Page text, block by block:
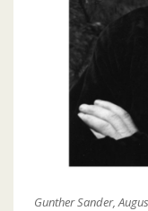
Gunther Sander,